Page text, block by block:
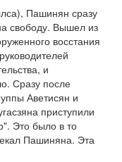
Пашинян сразу
свободу. Вышел из
восстания
и
Сразу после
Аветисян и
приступили
Это было в то
Пашиняна. Эта